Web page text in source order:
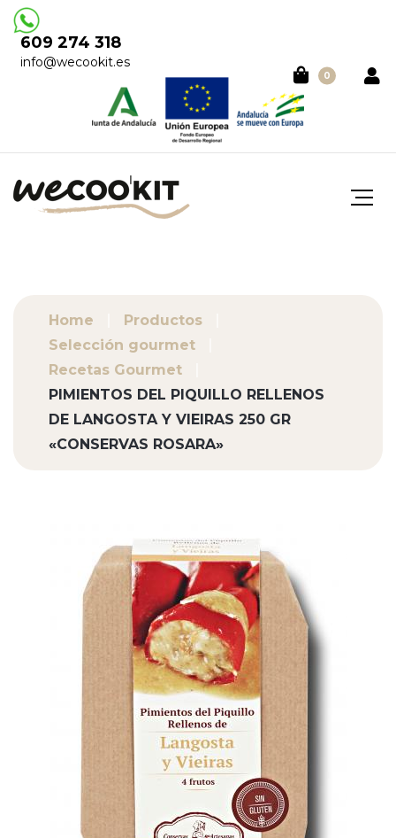
609 274 318
info@wecookit.es
0
Home
Productos
Selección gourmet
Recetas Gourmet
PIMIENTOS DEL PIQUILLO RELLENOS
DE LANGOSTA Y VIEIRAS 250 GR
«CONSERVAS ROSARA»